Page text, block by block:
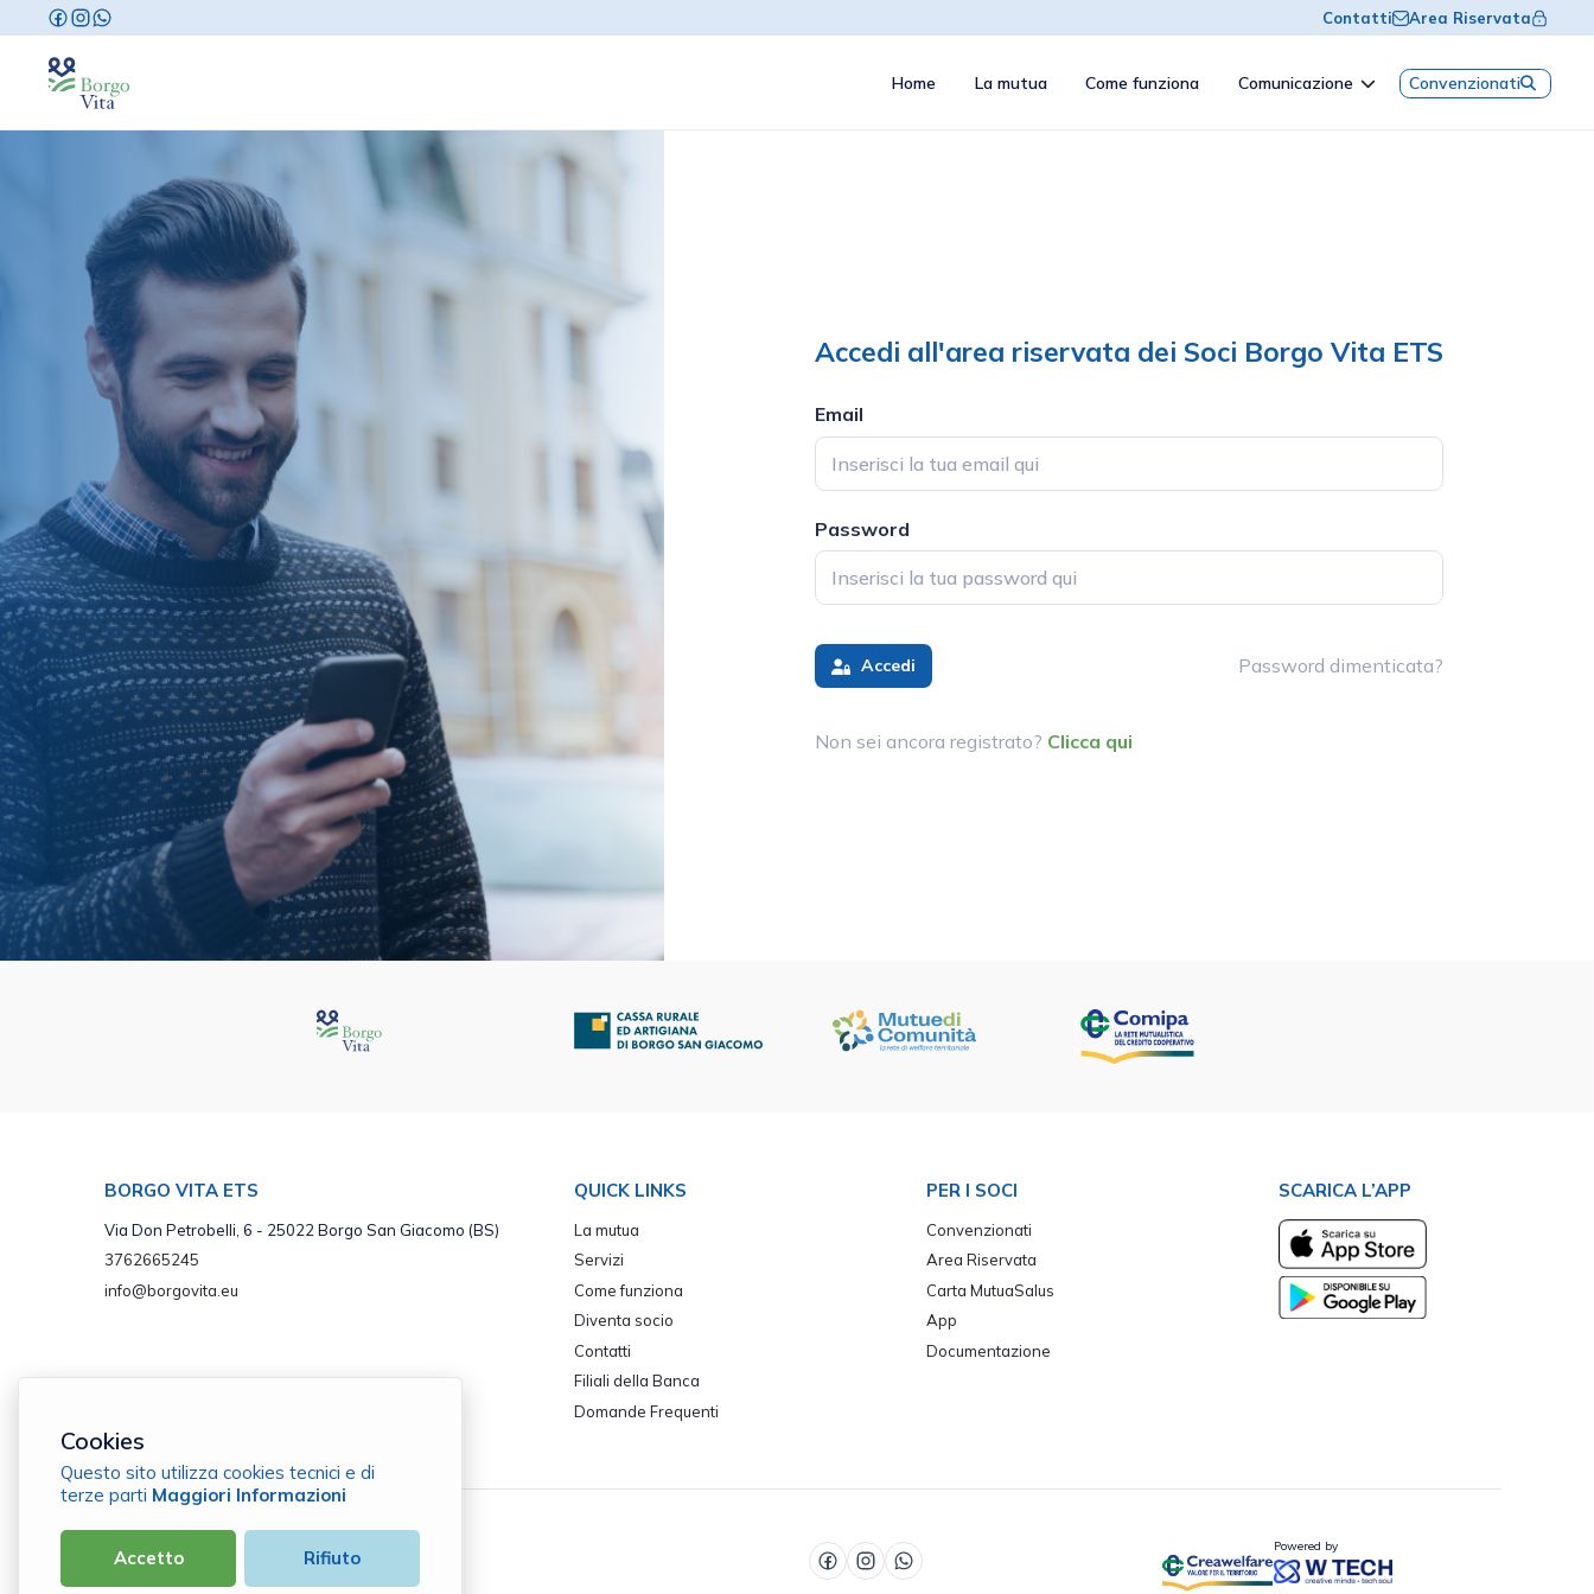
Contatti Area Riservata
Home La mutua Come funziona Comunicazione Convenzionati
Accedi all'area riservata dei Soci Borgo Vita ETS
Email
Password
Accedi Password dimenticata?
Non sei ancora registrato? Clicca qui
BORGO VITA ETS
Via Don Petrobelli, 6 - 25022 Borgo San Giacomo (BS)
3762665245
info@borgovita.eu
QUICK LINKS
La mutua
Servizi
Come funziona
Diventa socio
Contatti
Filiali della Banca
Domande Frequenti
PER I SOCI
Convenzionati
Area Riservata
Carta MutuaSalus
App
Documentazione
SCARICA L’APP
Borgo Vita ETS
Powered by
Cookies
Questo sito utilizza cookies tecnici e di
terze parti Maggiori Informazioni
Accetto Rifiuto